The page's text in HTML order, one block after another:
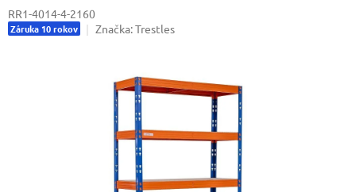
RR1-4014-4-2160
Záruka 10 rokov Značka:Trestles